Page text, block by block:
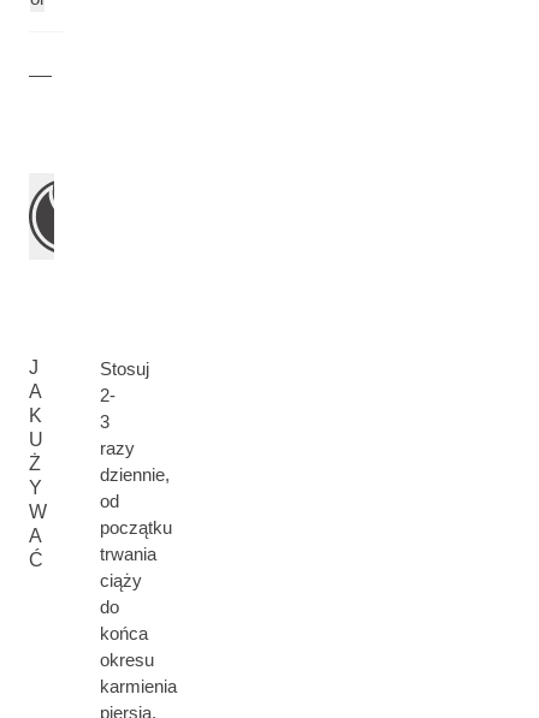
J
A
K
U
Ż
Y
W
A
Ć
Stosuj
2-
3
razy
dziennie,
od
początku
trwania
ciąży
do
końca
okresu
karmienia
piersią.